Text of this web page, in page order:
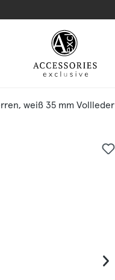
weiß 35 mm Vollleder